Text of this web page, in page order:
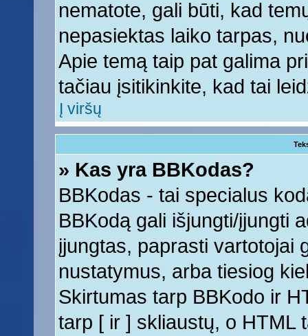
nematote, gali būti, kad
nepasiektas laiko tarpas,
Apie temą taip pat galima
tačiau įsitikinkite, kad tai
Į viršų
» Kas yra BBKodas?
BBKodas - tai specialus
BBKodą gali išjungti/įjungti
įjungtas, paprasti vartotojai
nustatymus, arba tiesiog
Skirtumas tarp BBKodo ir
tarp [ ir ] skliaustų, o HTML